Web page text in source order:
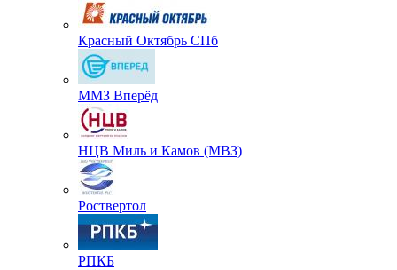
Красный Октябрь СПб
ММЗ Вперёд
НЦВ Миль и Камов (МВЗ)
Роствертол
РПКБ